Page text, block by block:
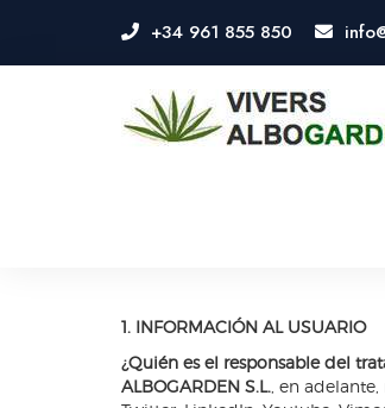
+34 961 855 850
1. INFORMACIÓN AL USUARIO
¿Quién es el responsable del
ALBOGARDEN S.L. , en